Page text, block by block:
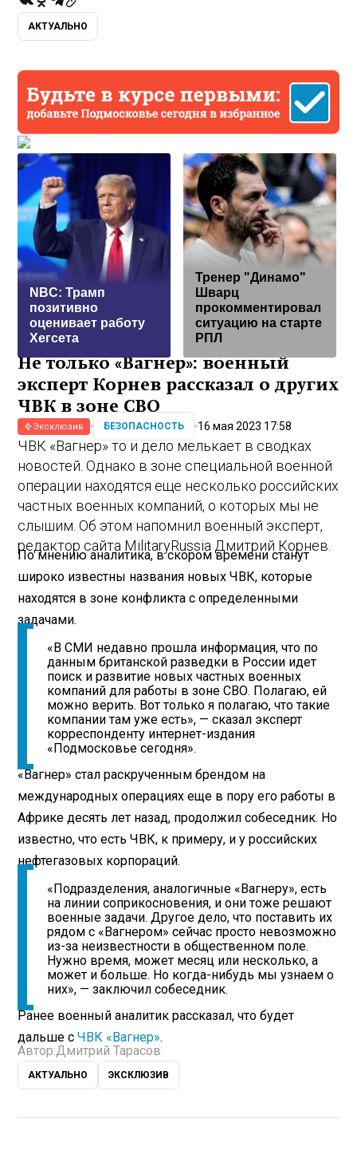
АКТУАЛЬНО
NBC: Трамп
позитивно
оценивает работу
Хегсета
Тренер "Динамо"
Шварц
прокомментировал
ситуацию на старте
РПЛ
Не только «Вагнер»: военный
эксперт Корнев рассказал о других
ЧВК в зоне СВО
Эксклюзив БЕЗОПАСНОСТЬ 16 мая 2023 17:58
ЧВК «Вагнер» то и дело мелькает в сводках
новостей. Однако в зоне специальной военной
операции находятся еще несколько российских
частных военных компаний, о которых мы не
слышим. Об этом напомнил военный эксперт,
редактор сайта MilitaryRussia Дмитрий Корнев.
По мнению аналитика, в скором времени станут
широко известны названия новых ЧВК, которые
находятся в зоне конфликта с определенными
задачами.
«В СМИ недавно прошла информация, что по
данным британской разведки в России идет
поиск и развитие новых частных военных
компаний для работы в зоне СВО. Полагаю, ей
можно верить. Вот только я полагаю, что такие
компании там уже есть», — сказал эксперт
корреспонденту интернет-издания
«Подмосковье сегодня».
«Вагнер» стал раскрученным брендом на
международных операциях еще в пору его работы в
Африке десять лет назад, продолжил собеседник. Но
известно, что есть ЧВК, к примеру, и у российских
нефтегазовых корпораций.
«Подразделения, аналогичные «Вагнеру», есть
на линии соприкосновения, и они тоже решают
военные задачи. Другое дело, что поставить их
рядом с «Вагнером» сейчас просто невозможно
из-за неизвестности в общественном поле.
Нужно время, может месяц или несколько, а
может и больше. Но когда-нибудь мы узнаем о
них», — заключил собеседник.
Ранее военный аналитик рассказал, что будет
дальше сЧВК «Вагнер».
Автор:Дмитрий Тарасов
АКТУАЛЬНО ЭКСКЛЮЗИВ